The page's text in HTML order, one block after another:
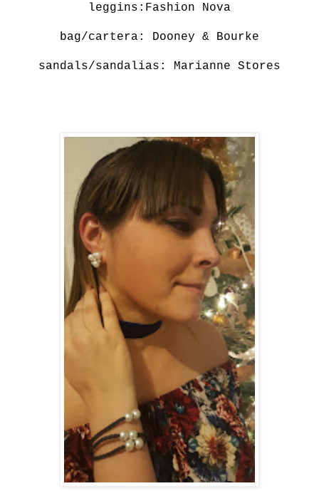
leggins: Fashion Nova
bag/cartera: Dooney & Bourke
sandals/sandalias: Marianne Stores